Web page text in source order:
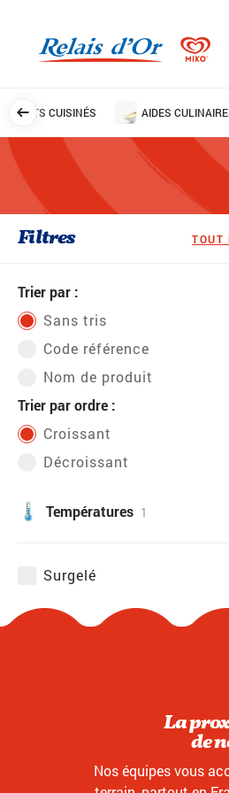
PLATS CUISINÉS AIDES
Filtres TOUT
Trier par :
Sans tris
Code référence
Nom de produit
Trier par ordre :
Croissant
Décroissant
Températures 1
Surgelé
La
de
Nos équipes vous